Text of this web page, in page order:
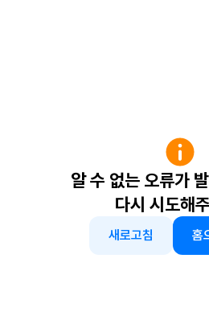
알 수 없는 오류가
다시 시도해
새로고침 홈